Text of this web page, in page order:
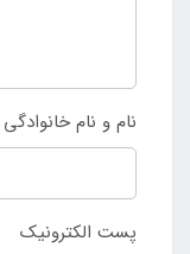
نام و نام خانوادگی
پست الکترونیک